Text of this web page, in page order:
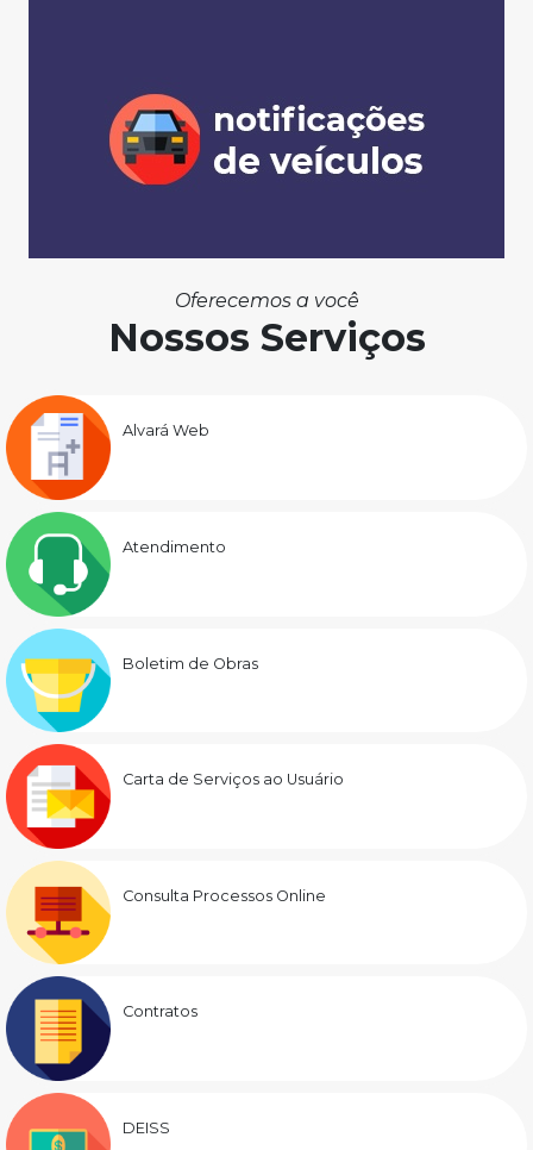
Oferecemos a você
Nossos Serviços
Alvará Web
Atendimento
Boletim de Obras
Carta de Serviços ao Usuário
Consulta Processos Online
Contratos
DEISS